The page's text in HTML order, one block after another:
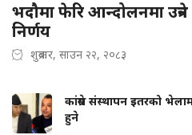
भदौमा फेरि आन्दोलनमा
निर्णय
शुक्रबार, साउन २२, २०८३
कांग्रेस संस्थापन इतरको
हुने